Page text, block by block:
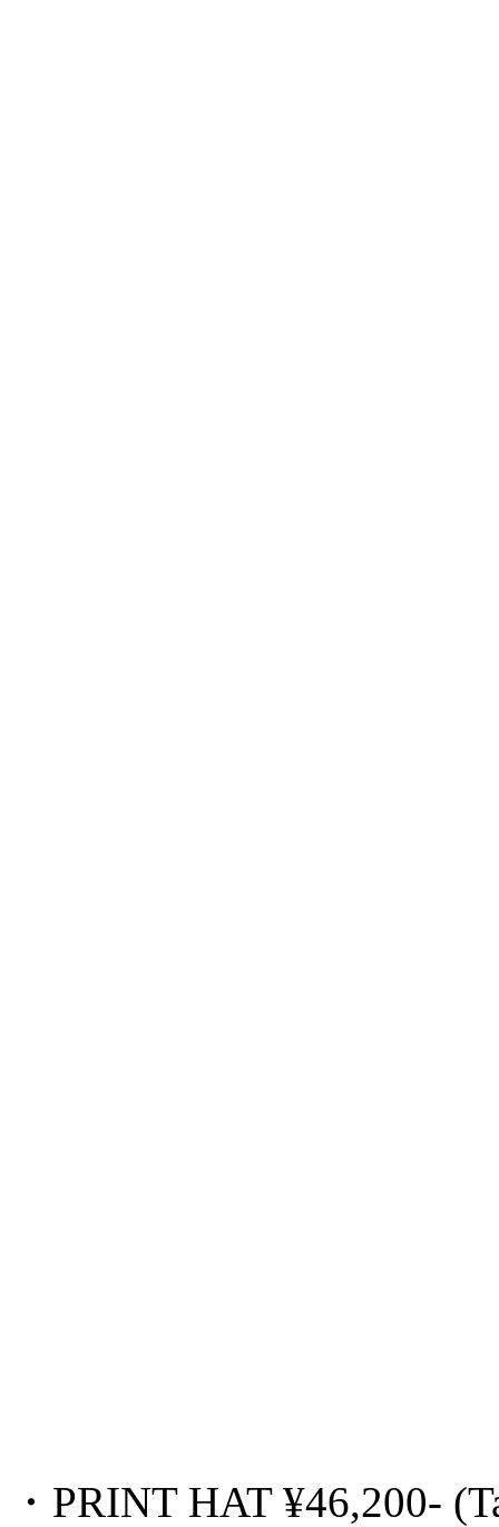
・PRINT HAT ¥46,200-